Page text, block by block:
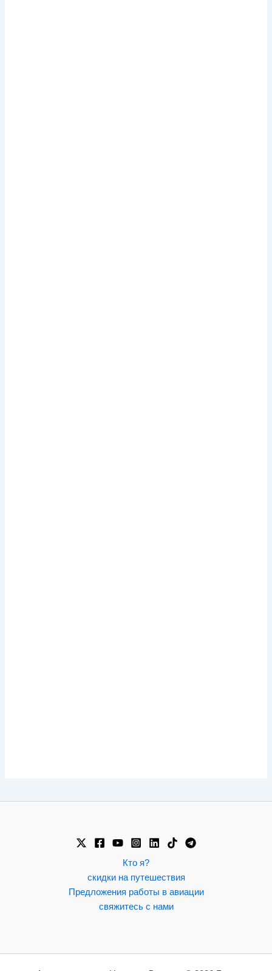
Кто я?
скидки на путешествия
Предложения работы в авиации
свяжитесь с нами